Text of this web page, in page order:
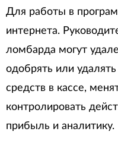
Для работы в
интернета.
ломбарда могут
одобрять или
средств в кассе,
контролировать
прибыль и аналитику.